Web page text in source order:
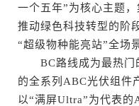
一个五年”为核心主题
推动绿色科技转型的阶
“超级物种能亮站”全场
BC路线成为最热门
的全系列ABC光伏组件
以“满屏Ultra”为代表的